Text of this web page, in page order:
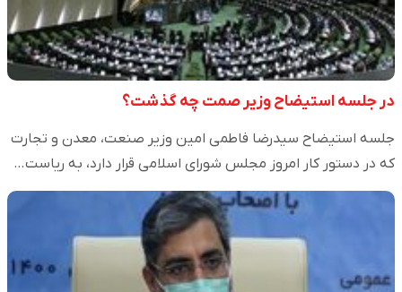
در جلسه استیضاح وزیر صمت چه گذشت؟
جلسه استیضاح سیدرضا فاطمی امین وزیر صنعت، معدن و تجارت
که در دستور کار امروز مجلس شورای اسلامی قرار دارد، به ریاست…